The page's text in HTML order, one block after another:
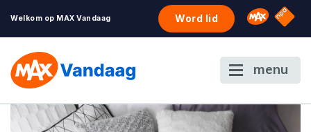
Welkom op MAX Vandaag Word lid Omroep
NPO
menu